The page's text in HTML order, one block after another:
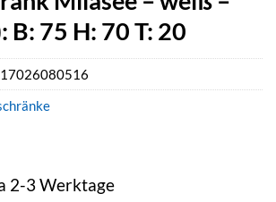
B: 75 H: 70 T: 20
2-3 Werktage